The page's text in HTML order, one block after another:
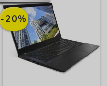
-20%